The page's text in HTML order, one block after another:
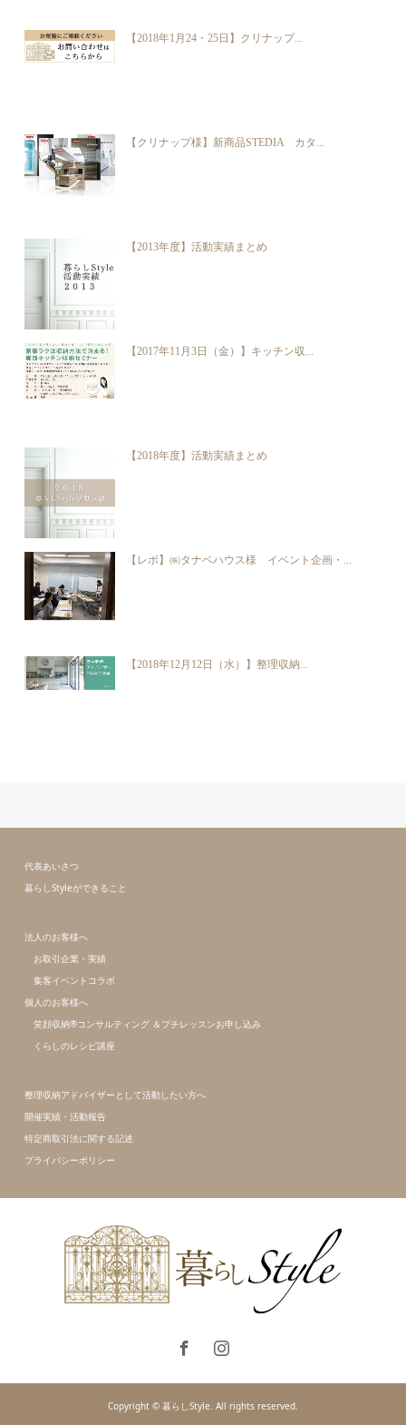
【2018年1月24・25日】クリナップ...
【クリナップ様】新商品STEDIA カタ...
【2013年度】活動実績まとめ
【2017年11月3日（金）】キッチン収...
【2018年度】活動実績まとめ
【レポ】㈱タナベハウス様 イベント企画・...
【2018年12月12日（水）】整理収納...
代表あいさつ
暮らしStyleができること
法人のお客様へ
お取引企業・実績
集客イベントコラボ
個人のお客様へ
笑顔収納®コンサルティング ＆プチレッスンお申し込み
くらしのレシピ講座
整理収納アドバイザーとして活動したい方へ
開催実績・活動報告
特定商取引法に関する記述
プライバシーポリシー
Copyright © 暮らしStyle. All rights reserved.